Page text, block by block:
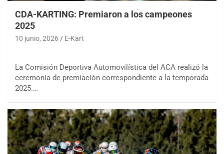
CDA-KARTING: Premiaron a los campeones
2025
10 junio, 2026 E-Kart
La Comisión Deportiva Automovilística del ACA realizó la
ceremonia de premiación correspondiente a la temporada
2025.…